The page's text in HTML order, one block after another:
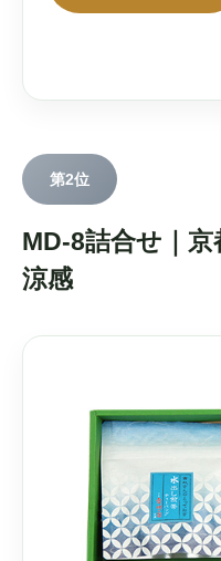
第2位
MD-8詰合せ｜
涼感